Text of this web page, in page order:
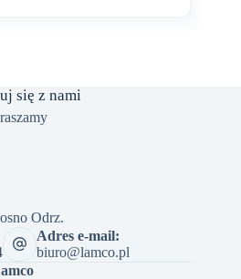
się z nami
Odrz.
Adres e-mail:
biuro@lamco.pl